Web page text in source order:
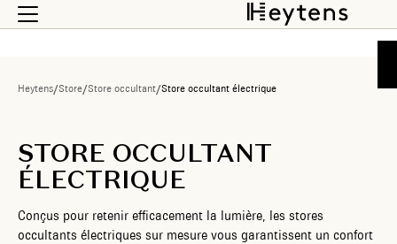
Heytens/Store/Store occultant/Store occultant électrique
STORE OCCULTANT
ÉLECTRIQUE
Conçus pour retenir efficacement la lumière, les stores
occultants électriques sur mesure vous garantissent un confort